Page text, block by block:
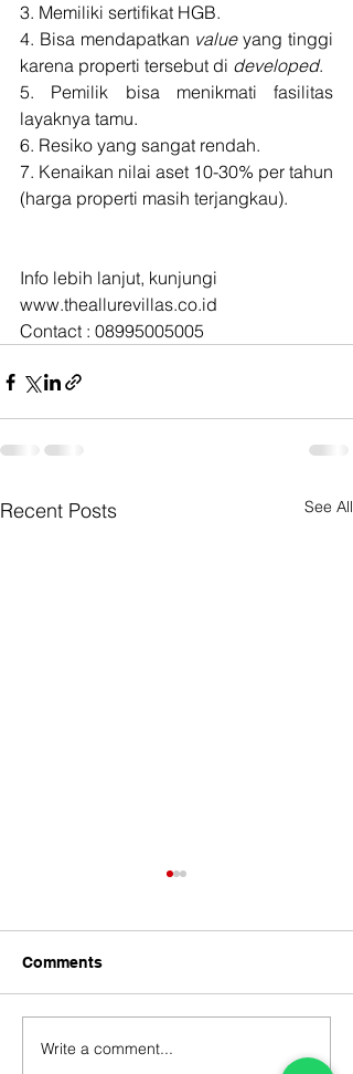
3. Memiliki sertifikat HGB.
4. Bisa mendapatkan value yang tinggi
karena properti tersebut di developed.
5. Pemilik bisa menikmati fasilitas
layaknya tamu.
6. Resiko yang sangat rendah.
7. Kenaikan nilai aset 10-30% per tahun
(harga properti masih terjangkau).
Info lebih lanjut, kunjungi
www.theallurevillas.co.id
Contact : 08995005005
Recent Posts See All
Mengapa Pangandaran
Comments
Write a comment...